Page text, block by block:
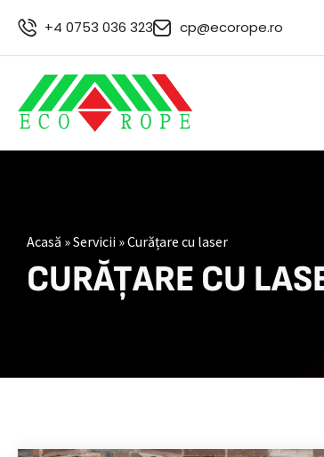
+4 0753 036 323 cp@ecorope.ro
Acasă »Servicii »Curățare cu laser
CURĂȚARE CU